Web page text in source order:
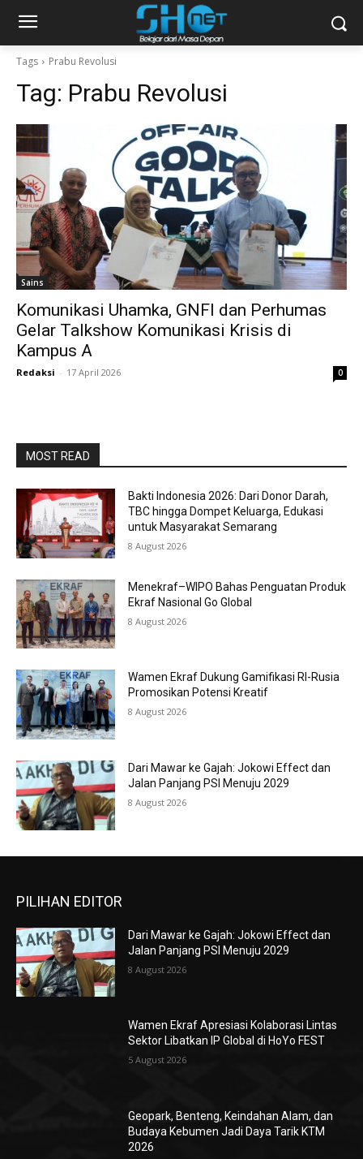
Tags Prabu Revolusi
Tag: Prabu Revolusi
Sains
Komunikasi Uhamka, GNFI dan Perhumas
Gelar Talkshow Komunikasi Krisis di
Kampus A
Redaksi - 17 April 2026 0
MOST READ
Bakti Indonesia 2026: Dari Donor Darah,
TBC hingga Dompet Keluarga, Edukasi
untuk Masyarakat Semarang
8 August 2026
Menekraf–WIPO Bahas Penguatan Produk
Ekraf Nasional Go Global
8 August 2026
Wamen Ekraf Dukung Gamifikasi RI-Rusia
Promosikan Potensi Kreatif
8 August 2026
Dari Mawar ke Gajah: Jokowi Effect dan
Jalan Panjang PSI Menuju 2029
8 August 2026
PILIHAN EDITOR
Dari Mawar ke Gajah: Jokowi Effect dan
Jalan Panjang PSI Menuju 2029
8 August 2026
Wamen Ekraf Apresiasi Kolaborasi Lintas
Sektor Libatkan IP Global di HoYo FEST
5 August 2026
Geopark, Benteng, Keindahan Alam, dan
Budaya Kebumen Jadi Daya Tarik KTM
2026